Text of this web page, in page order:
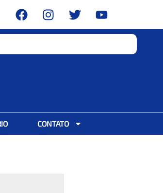
CONTATO